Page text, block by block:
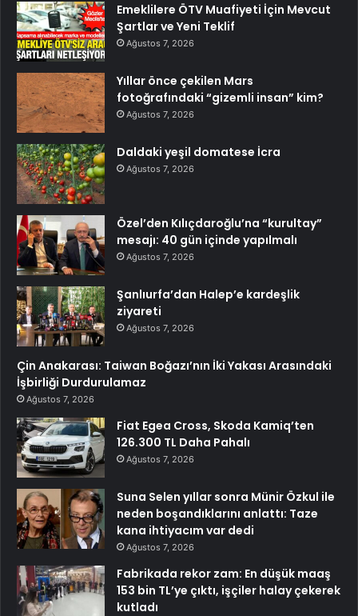
Emeklilere ÖTV Muafiyeti İçin Mevcut
Şartlar ve Yeni Teklif
Ağustos 7, 2026
Yıllar önce çekilen Mars
fotoğrafındaki “gizemli insan” kim?
Ağustos 7, 2026
Daldaki yeşil domatese İcra
Ağustos 7, 2026
Özel’den Kılıçdaroğlu’na “kurultay”
mesajı: 40 gün içinde yapılmalı
Ağustos 7, 2026
Şanlıurfa’dan Halep’e kardeşlik
ziyareti
Ağustos 7, 2026
Çin Anakarası: Taiwan Boğazı’nın İki Yakası Arasındaki
İşbirliği Durdurulamaz
Ağustos 7, 2026
Fiat Egea Cross, Skoda Kamiq’ten
126.300 TL Daha Pahalı
Ağustos 7, 2026
Suna Selen yıllar sonra Münir Özkul ile
neden boşandıklarını anlattı: Taze
kana ihtiyacım var dedi
Ağustos 7, 2026
Fabrikada rekor zam: En düşük maaş
153 bin TL’ye çıktı, işçiler halay çekerek
kutladı